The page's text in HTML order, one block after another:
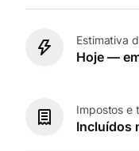
Estimativa
Hoje —
Impostos e
Incluídos